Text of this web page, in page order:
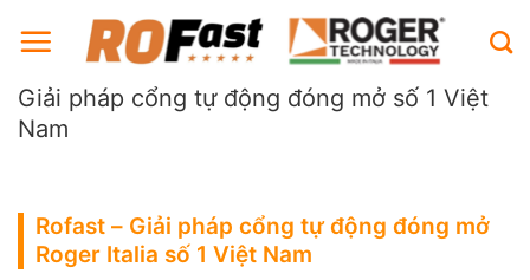
qua
dungGiải pháp cổng tự động đóng mở số 1 Việt
Nam
Rofast – Giải pháp cổng tự động đóng mở
Roger Italia số 1 Việt Nam